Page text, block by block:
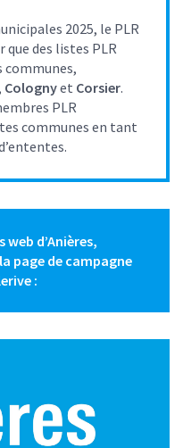
2025, le PLR
que des listes PLR
communes,
Colognyet Corsier.
PLR
communes en tant
d’Anières,
page de campagne
: